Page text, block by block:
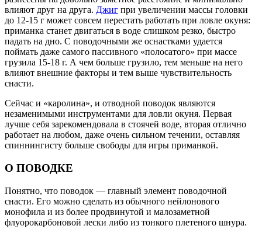
влияют друг на друга. Джиг при увеличении массы головки
до 12-15 г может совсем перестать работать при ловле окуня:
приманка станет двигаться в воде слишком резко, быстро
падать на дно. С поводочными же оснастками удается
поймать даже самого пассивного «полосатого» при массе
грузила 15-18 г. А чем больше грузило, тем меньше на него
влияют внешние факторы и тем выше чувствительность
снасти.
Сейчас и «каролина», и отводной поводок являются
незаменимыми инструментами для ловли окуня. Первая
лучше себя зарекомендовала в стоячей воде, вторая отлично
работает на любом, даже очень сильном течении, оставляя
спиннингисту больше свободы для игры приманкой.
О ПОВОДКЕ
Понятно, что поводок — главный элемент поводочной
снасти. Его можно сделать из обычного нейлонового
монофила и из более продвинутой и малозаметной
флуорокарбоновой лески либо из тонкого плетеного шнура.